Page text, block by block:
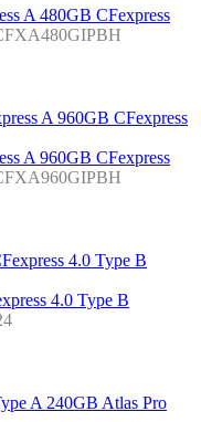
A 480GB CFexpress
A 960GB CFexpress
4.0 Type B